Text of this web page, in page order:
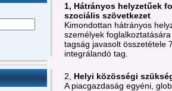
1, Hátrányos helyzetűek
szociális szövetkezet
Kimondottan hátrányos
személyek
tagság javasolt összetétele
integrálandó tag.
2, Helyi közösségi
A piacgazdaság egyéni,